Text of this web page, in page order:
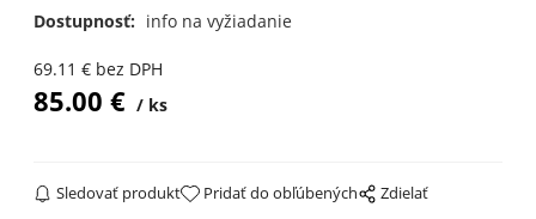
Dostupnosť: info na vyžiadanie
69.11 € bez DPH
85.00 € ks
Sledovať produkt Pridať do obľúbených Zdielať